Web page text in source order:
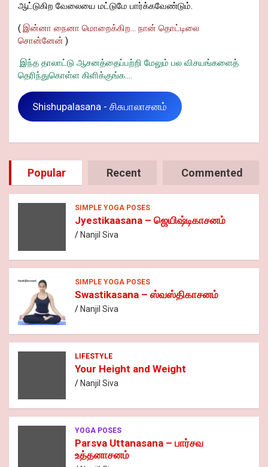
ஆட்டுகிற வேலையை மட்டுமே பார்க்கவேண்டும்.
(இன்னா நைனா மொறைக்கிற... நான் தொட்டிலை
சொன்னேன் )
இந்த தாலாட்டு ஆசனத்தைப்பற்றி மேலும் பல விசயங்களைத்
தெரிந்துகொள்ள கிளிக்குங்க....
Shishupalasana - சிசுபாலாசனம்
Popular Recent Commented
SIMPLE YOGA POSES
Jyestikaasana – ஜெயிஷ்டிகாசனம்
Nanjil Siva
SIMPLE YOGA POSES
Swastikasana – ஸ்வஸ்திகாசனம்
Nanjil Siva
LIFESTYLE
Your Height and Weight
Nanjil Siva
YOGA POSES
Parsva Uttanasana – பார்சவ
உத்தனாசனம்